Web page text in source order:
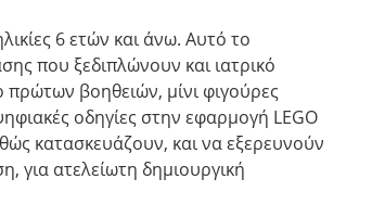
6 ετών και άνω. Αυτό το
που ξεδιπλώνουν και ιατρικό
πρώτων βοηθειών, μίνι φιγούρες
οδηγίες στην εφαρμογή LEGO
κατασκευάζουν, και να εξερευνούν
για ατελείωτη δημιουργική